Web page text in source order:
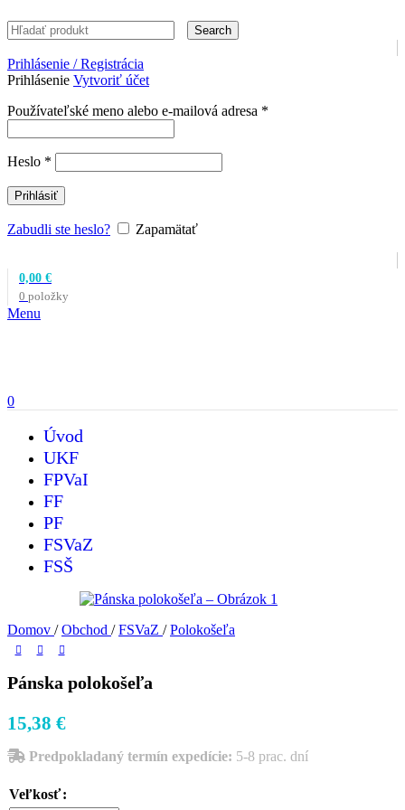
Search
Prihlásenie / Registrácia
Prihlásenie Vytvoriť účet
Používateľské meno alebo e-mailová adresa *
Heslo *
Prihlásiť
Zabudli ste heslo? Zapamätať
0 položky
0,00 €
Menu
0
Úvod
UKF
FPVaI
FF
PF
FSVaZ
FSŠ
Domov / Obchod / FSVaZ / Polokošeľa
Pánska polokošeľa
15,38 €
Predpokladaný termín expedície: 5-8 prac. dní
Veľkosť